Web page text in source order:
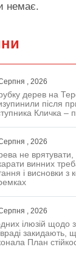
немає.
, 2026
дерев на
після
Кличка –
, 2026
не
винних
і висновки з
, 2026
ілюзій щодо
закидають,
План